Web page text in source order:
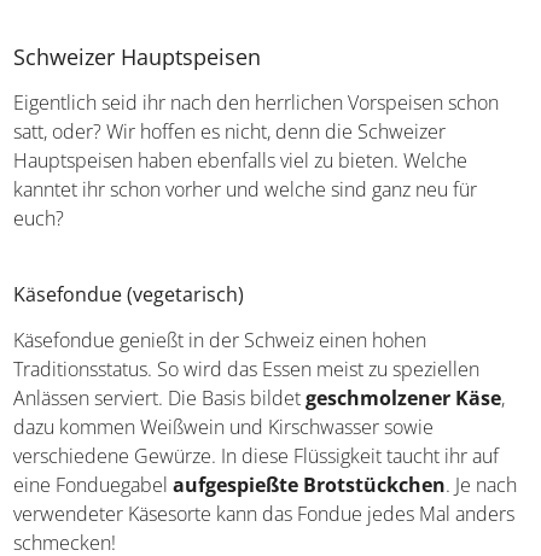
Lauch hinzugegeben und geschmort. Dadurch sind die
fleischfreien Bestandteile des Eintopfes knackfrisch und
besonders schön bissfest.
Schweizer Hauptspeisen
Eigentlich seid ihr nach den herrlichen Vorspeisen schon
kanntet ihr schon vorher und welche sind ganz neu für
euch?
Käsefondue (vegetarisch)
Käsefondue genießt in der Schweiz einen hohen
Traditionsstatus. So wird das Essen meist zu speziellen
Anlässen serviert. Die Basis bildetgeschmolzener Käse,
dazu kommen Weißwein und Kirschwasser sowie